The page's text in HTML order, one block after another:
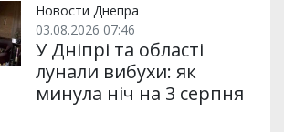
Новости Днепра
03.08.2026 07:46
У Дніпрі та області
лунали вибухи: як
минула ніч на 3 серпня